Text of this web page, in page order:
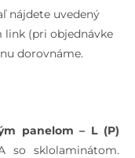
nájdete uvedený
link (pri objednávke
dorovnáme.
panelom – L (P)
so sklolaminátom.